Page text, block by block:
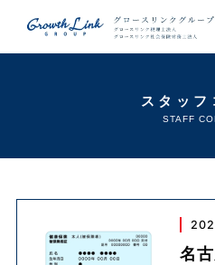
スタッフ
STAFF
名